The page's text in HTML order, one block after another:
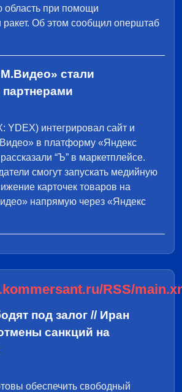
область при помощи
ракет. Об этом сообщил оперштаб
стали
YDEX) интегрировал сайт и
в платформу «Яндекс
“Ъ” в маркетплейсе.
смогут запускать медийную
карточек товаров на
напрямую через «Яндекс
RSS/
под залог // Иран
санкций на
обеспечить свободный